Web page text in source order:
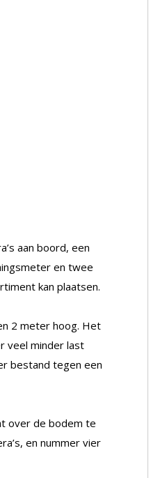
aan boord, een
en twee
kan plaatsen.
2 meter hoog. Het
veel minder last
bestand tegen een
over de bodem te
en nummer vier